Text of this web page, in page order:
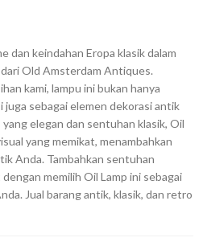
dan keindahan Eropa klasik dalam
Old Amsterdam Antiques.
kami, lampu ini bukan hanya
juga sebagai elemen dekorasi antik
elegan dan sentuhan klasik, Oil
yang memikat, menambahkan
Anda. Tambahkan sentuhan
memilih Oil Lamp ini sebagai
Jual barang antik, klasik, dan retro